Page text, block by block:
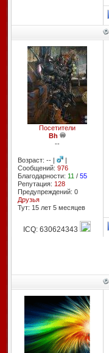
Посетители
Bh
--
Возраст: -- |
|
Сообщений: 976
Благодарности: 11 / 55
Репутация: 128
Предупреждений: 0
Друзья
Тут: 15 лет 5 месяцев
ICQ: 630624343